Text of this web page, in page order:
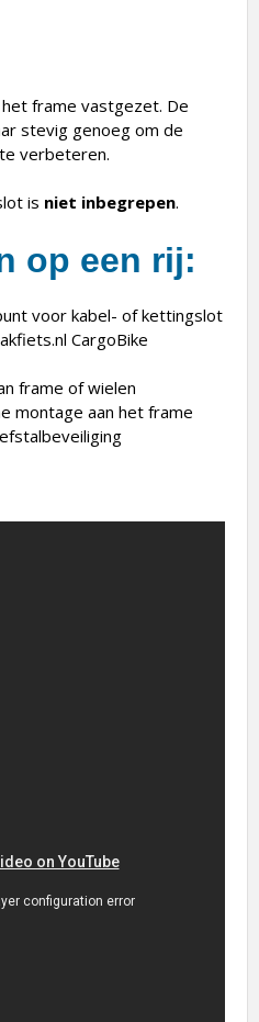
frame vastgezet. De
stevig genoeg om de
verbeteren.
is niet inbegrepen.
op een rij:
voor kabel- of kettingslot
CargoBike
frame of wielen
montage aan het frame